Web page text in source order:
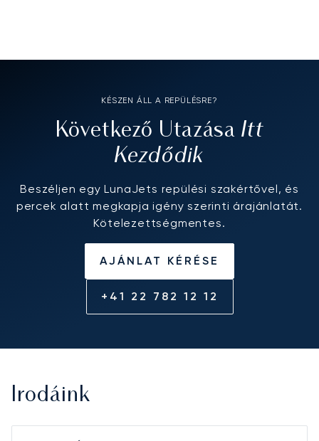
KÉSZEN ÁLL A REPÜLÉSRE?
Következő Utazása Itt
Kezdődik
Beszéljen egy LunaJets repülési szakértővel, és
percek alatt megkapja igény szerinti árajánlatát.
Kötelezettségmentes.
AJÁNLAT KÉRÉSE
+41 22 782 12 12
Irodáink